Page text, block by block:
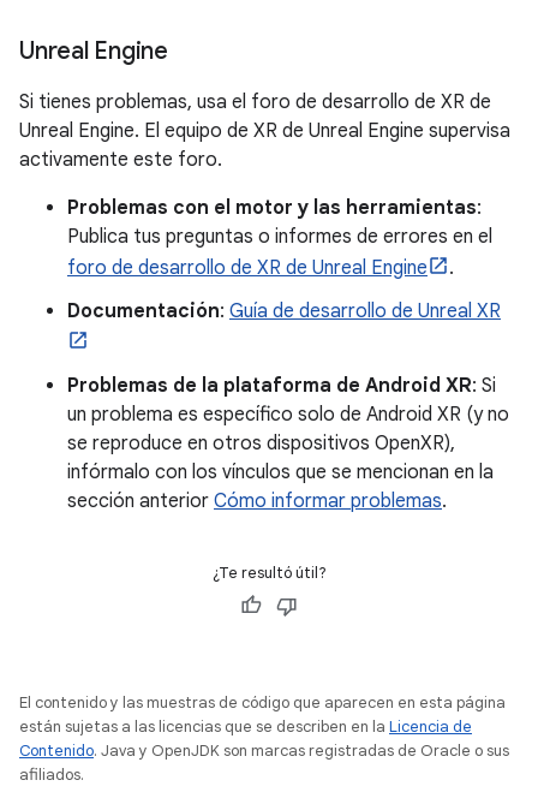
Unreal Engine
Si tienes problemas, usa el foro de desarrollo de XR de
Unreal Engine. El equipo de XR de Unreal Engine supervisa
activamente este foro.
Problemas con el motor y las herramientas:
Publica tus preguntas o informes de errores en el
foro de desarrollo de XR de Unreal Engine
.
Documentación: Guía de desarrollo de Unreal XR
Problemas de la plataforma de Android XR: Si
un problema es específico solo de Android XR (y no
se reproduce en otros dispositivos OpenXR),
infórmalo con los vínculos que se mencionan en la
sección anterior Cómo informar problemas.
¿Te resultó útil?
El contenido y las muestras de código que aparecen en esta página
están sujetas a las licencias que se describen en la Licencia de
Contenido. Java y OpenJDK son marcas registradas de Oracle o sus
afiliados.